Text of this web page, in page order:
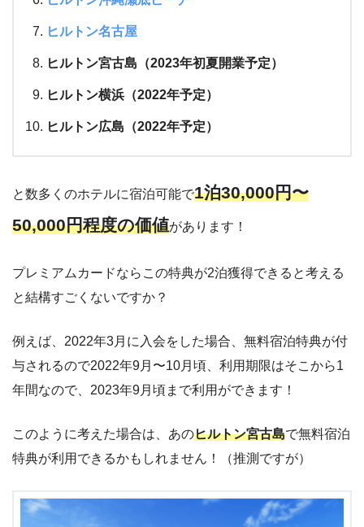
ヒルトン名古屋
ヒルトン宮古島（2023年初夏開業予定）
ヒルトン横浜（2022年予定）
ヒルトン広島（2022年予定）
と数多くのホテルに宿泊可能で1泊30,000円〜
50,000円程度の価値があります！
プレミアムカードならこの特典が2泊獲得できると考える
と結構すごくないですか？
例えば、2022年3月に入会をした場合、無料宿泊特典が付
与されるので2022年9月〜10月頃、利用期限はそこから1
年間なので、2023年9月頃まで利用ができます！
このように考えた場合は、あのヒルトン宮古島で無料宿泊
特典が利用できるかもしれません！（推測ですが）